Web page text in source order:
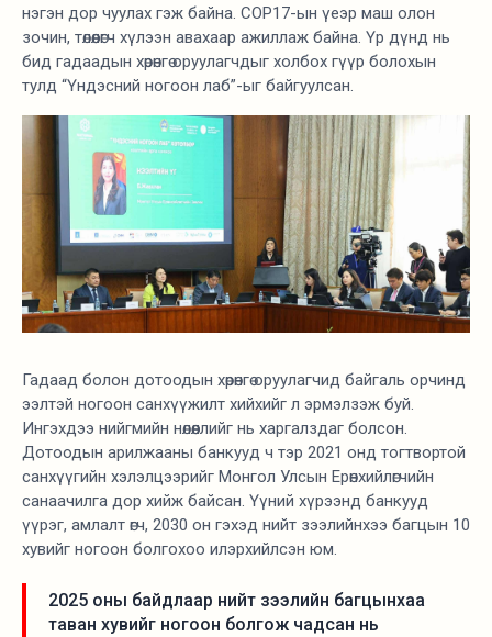
нэгэн дор чуулах гэж байна. СОP17-ын үеэр маш олон
зочин, төлөөлөгч хүлээн авахаар ажиллаж байна. Үр дүнд нь
бид гадаадын хөрөнгө оруулагчдыг холбох гүүр болохын
тулд “Үндэсний ногоон лаб”-ыг байгуулсан.
Гадаад болон дотоодын хөрөнгө оруулагчид байгаль орчинд
ээлтэй ногоон санхүүжилт хийхийг л эрмэлзэж буй.
Ингэхдээ нийгмийн нөлөөллийг нь харгалздаг болсон.
Дотоодын арилжааны банкууд ч тэр 2021 онд тогтвортой
санхүүгийн хэлэлцээрийг Монгол Улсын Ерөнхийлөгчийн
санаачилга дор хийж байсан. Үүний хүрээнд банкууд
үүрэг, амлалт өгч, 2030 он гэхэд нийт зээлийнхээ багцын 10
хувийг ногоон болгохоо илэрхийлсэн юм.
2025 оны байдлаар нийт зээлийн багцынхаа
таван хувийг ногоон болгож чадсан нь